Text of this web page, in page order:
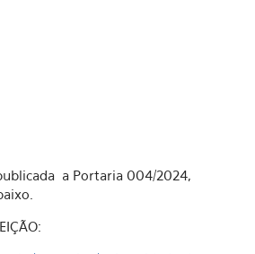
a Portaria 004/2024,